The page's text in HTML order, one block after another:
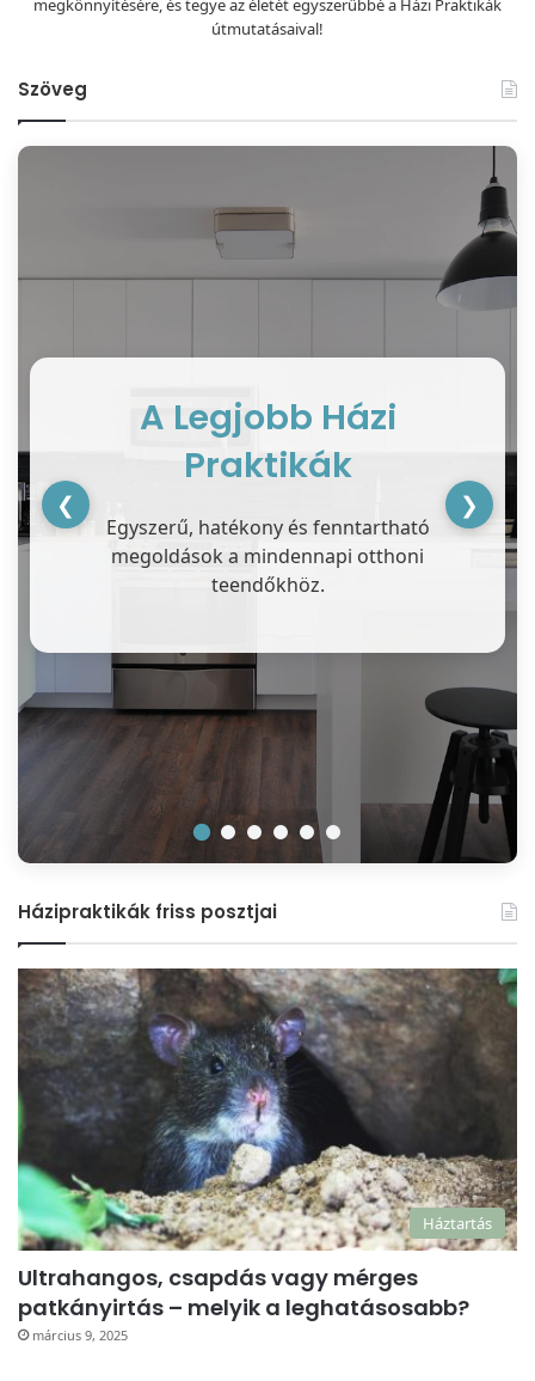
megkönnyítésére, és tegye az életét egyszerűbbé a Házi Praktikák
útmutatásaival!
Szöveg
A Legjobb Házi
Praktikák
Egyszerű, hatékony és fenntartható
megoldások a mindennapi otthoni
teendőkhöz.
❮ ❯
Házipraktikák friss posztjai
Háztartás
Ultrahangos, csapdás vagy mérges
patkányirtás – melyik a leghatásosabb?
március 9, 2025